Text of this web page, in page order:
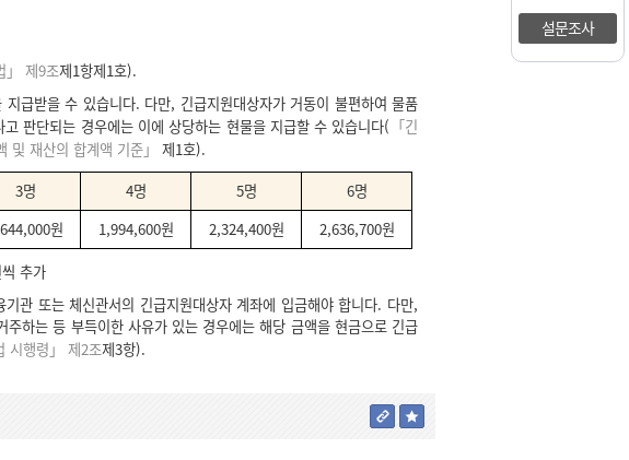
설문조사
」 제9조제1항제1호).
급받을 수 있습니다. 다만, 긴급지원대상자가 거동이 불편하여 물품
판단되는 경우에는 이에 상당하는 현물을 지급할 수 있습니다( 「긴
및 재산의 합계액 기준」
제1호).
3명 4명 5명
6명
원 1,994,600원 2,324,400원 2,636,700원
추가
관 또는 체신관서의 긴급지원대상자 계좌에 입금해야 합니다. 다만,
하는 등 부득이한 사유가 있는 경우에는 해당 금액을 현금으로 긴급
시행령」 제2조제3항).